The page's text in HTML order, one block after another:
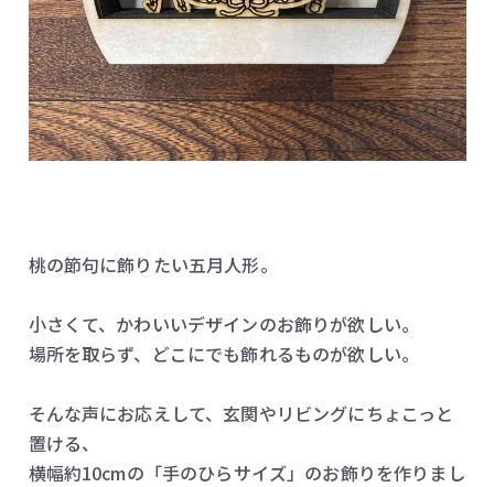
桃の節句に飾りたい五月人形。
小さくて、かわいいデザインのお飾りが欲しい。
場所を取らず、どこにでも飾れるものが欲しい。
そんな声にお応えして、玄関やリビングにちょこっと
置ける、
横幅約10cmの「手のひらサイズ」のお飾りを作りまし